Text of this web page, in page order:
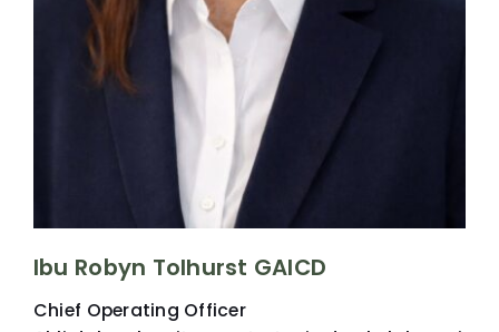
Ibu Robyn Tolhurst GAICD
Chief Operating Officer